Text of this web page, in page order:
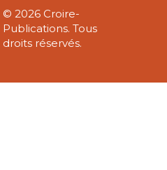
© 2026 Croire-
Publications. Tous
droits réservés.